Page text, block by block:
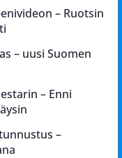
– Ruotsin
– uusi Suomen
– Enni
–